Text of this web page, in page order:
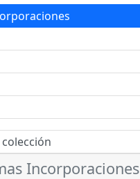
Incorporaciones